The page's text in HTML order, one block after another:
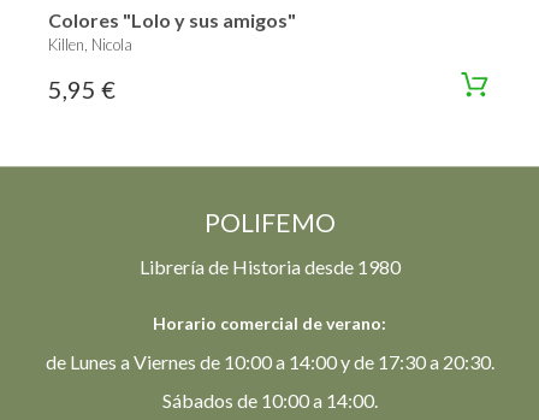
Colores "Lolo y sus amigos"
Killen, Nicola
5,95 €
POLIFEMO
Librería de Historia desde 1980
Horario comercial de verano:
de Lunes a Viernes de 10:00 a 14:00 y de 17:30 a 20:30.
Sábados de 10:00 a 14:00.